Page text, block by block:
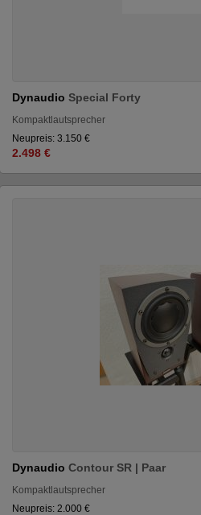
Dynaudio Special Forty
Kompaktlautsprecher
Neupreis: 3.150 €
2.498 €
Dynaudio Contour SR | Paar
Kompaktlautsprecher
Neupreis: 2.000 €